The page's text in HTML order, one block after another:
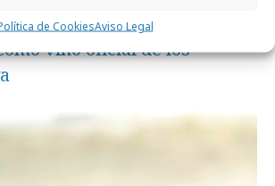
de CookiesAviso Legal
2024
vino oficial de los